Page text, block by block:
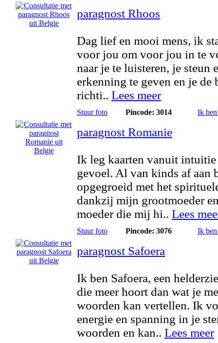
paragnost Rhoos
Dag lief en mooi mens, ik
voor jou om voor jou in te
naar je te luisteren, je steun
erkenning te geven en je de
richti.. Lees meer
Stuur foto Pincode: 3014 Ik
paragnost Romanie
Ik leg kaarten vanuit intuitie
gevoel. Al van kinds af aan
opgegroeid met het
dankzij mijn grootmoeder
moeder die mij hi.. Lees
Stuur foto Pincode: 3076 Ik
paragnost Safoera
Ik ben Safoera, een
die meer hoort dan wat je
woorden kan vertellen. Ik
energie en spanning in je
woorden en kan.. Lees meer